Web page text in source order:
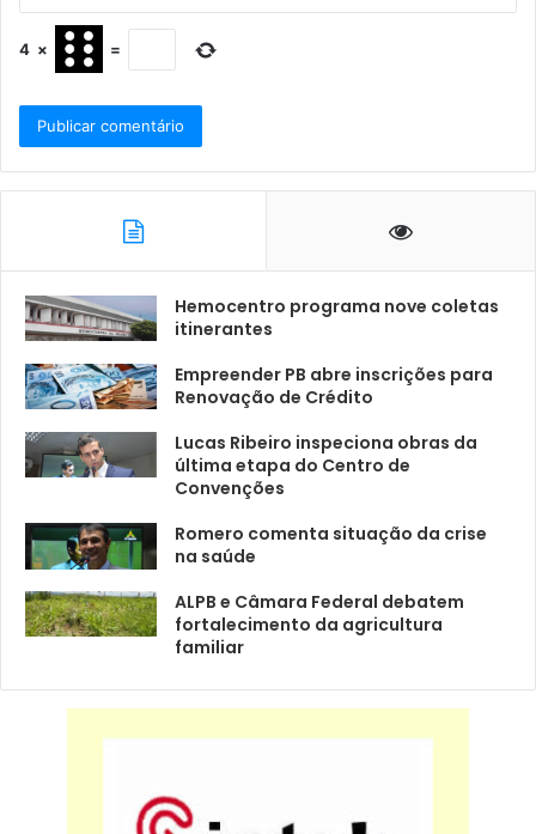
4 × =
Hemocentro programa nove coletas
itinerantes
Empreender PB abre inscrições para
Renovação de Crédito
Lucas Ribeiro inspeciona obras da
última etapa do Centro de
Convenções
Romero comenta situação da crise
na saúde
ALPB e Câmara Federal debatem
fortalecimento da agricultura
familiar